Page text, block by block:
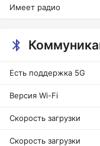
Имеет радио
Есть поддержка 5G
Версия Wi-Fi
Скорость загрузки
Скорость загрузки